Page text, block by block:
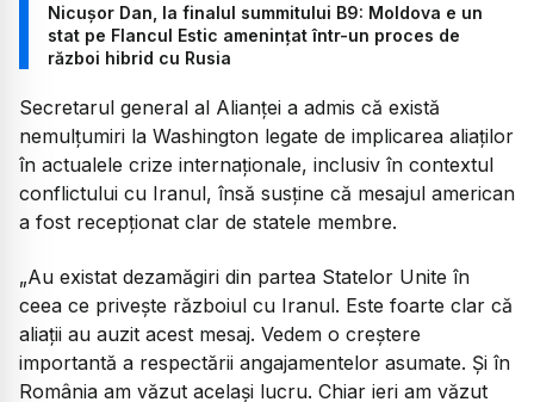
Nicușor Dan, la finalul summitului B9: Moldova e un
stat pe Flancul Estic amenințat într-un proces de
război hibrid cu Rusia
Secretarul general al Alianței a admis că există
nemulțumiri la Washington legate de implicarea aliaților
în actualele crize internaționale, inclusiv în contextul
conflictului cu Iranul, însă susține că mesajul american
a fost recepționat clar de statele membre.
„Au existat dezamăgiri din partea Statelor Unite în
ceea ce privește războiul cu Iranul. Este foarte clar că
aliații au auzit acest mesaj. Vedem o creștere
importantă a respectării angajamentelor asumate. Și în
România am văzut același lucru. Chiar ieri am văzut